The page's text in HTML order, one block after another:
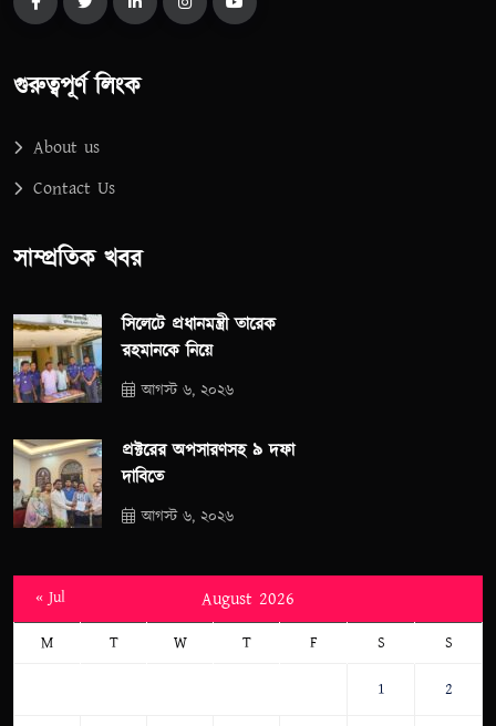
গুরুত্বপূর্ণ লিংক
About us
Contact Us
সাম্প্রতিক খবর
সিলেটে প্রধানমন্ত্রী তারেক
রহমানকে নিয়ে
আগস্ট ৬, ২০২৬
প্রক্টরের অপসারণসহ ৯ দফা
দাবিতে
আগস্ট ৬, ২০২৬
August 2026
M T W T F S S
1 2
« Jul